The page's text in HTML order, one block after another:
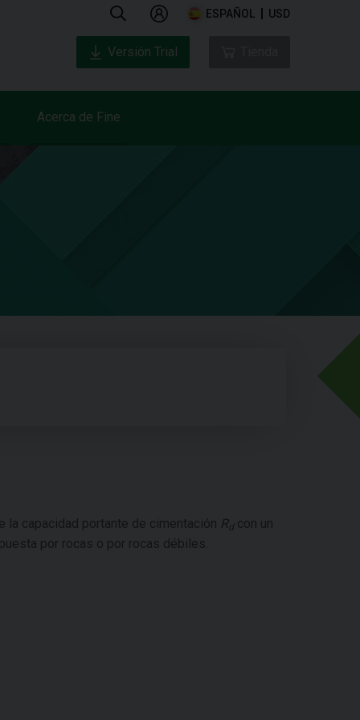
ESPAÑOL USD
Acerca de Fine
Versión Trial
capacidad portante de cimentación Rdcon un
por rocas o por rocas débiles.